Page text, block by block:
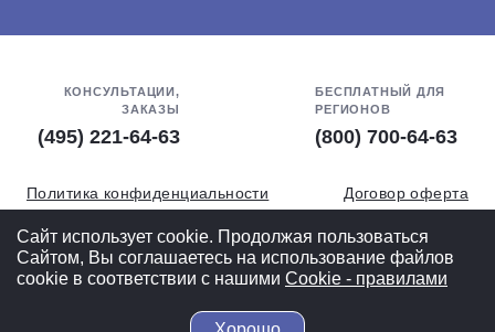
КОНСУЛЬТАЦИИ,
ЗАКАЗЫ
(495) 221-64-63
БЕСПЛАТНЫЙ ДЛЯ
РЕГИОНОВ
(800) 700-64-63
Политика конфиденциальности
Договор оферта
Обработка персональных данных
СОУТ
Полная версия
Сайт использует cookie. Продолжая пользоваться
Сайтом, Вы соглашаетесь на использование файлов
cookie в соответствии с нашими Cookiе - правилами